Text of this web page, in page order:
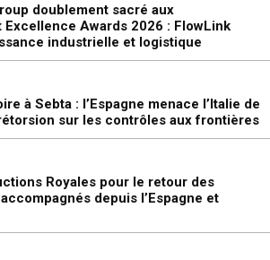
doublement sacré aux
Excellence Awards 2026 : FlowLink
industrielle et logistique
à Sebta : l’Espagne menace l’Italie de
sur les contrôles aux frontières
Royales pour le retour des
depuis l’Espagne et